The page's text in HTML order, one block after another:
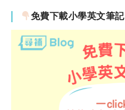
免費下載小學英文筆記